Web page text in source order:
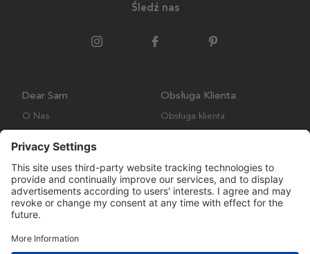
Śledź nas
Dear Sam
O Nas
Obsługa Klienta
Obsługa klienta
Wysyłka i Dostawa